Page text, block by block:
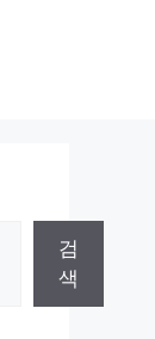
검
색